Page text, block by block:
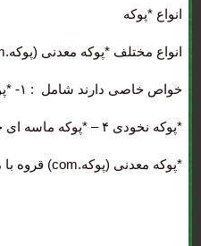
انواع *پوکه
*پوکه نخودی ۴ –
*پوکه معدنی (پوکه.com) قروه با ما در تماس باشید.